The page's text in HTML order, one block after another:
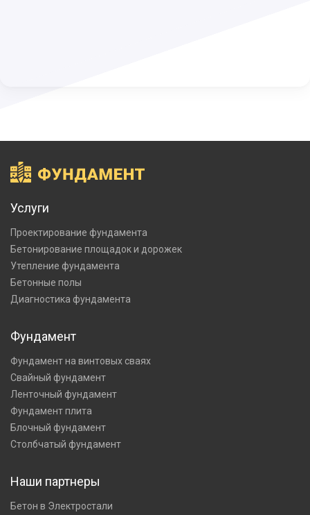
Услуги
Проектирование фундамента
Бетонирование площадок и дорожек
Утепление фундамента
Бетонные полы
Диагностика фундамента
Фундамент
Фундамент на винтовых сваях
Свайный фундамент
Ленточный фундамент
Фундамент плита
Блочный фундамент
Столбчатый фундамент
Наши партнеры
Бетон в Электростали